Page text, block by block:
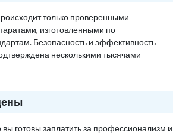
только проверенными
изготовленными по
Безопасность и эффективность
несколькими тысячами
вы готовы заплатить за профессионализм и